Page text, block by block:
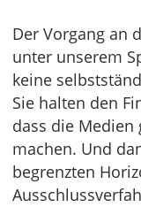
Der Vorgang an
unter unserem
keine
Sie halten den
dass die Medien
machen. Und
begrenzten